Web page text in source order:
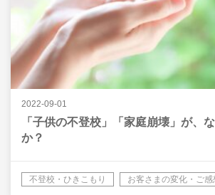
2022-09-01
「子供の不登校」「家庭崩壊」が、
か？
不登校・ひきこもり お客さまの変化・ご感